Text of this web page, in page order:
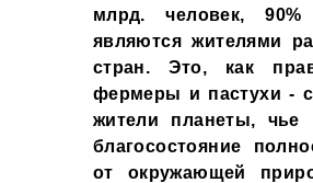
млрд. человек,
являются жителями
стран. Это, как
фермеры и пастухи -
жители планеты, чье
благосостояние
от окружающей